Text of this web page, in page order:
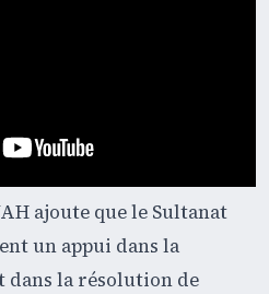
ajoute que le Sultanat
un appui dans la
dans la résolution de